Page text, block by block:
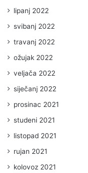
lipanj 2022
svibanj 2022
travanj 2022
ožujak 2022
veljača 2022
siječanj 2022
prosinac 2021
studeni 2021
listopad 2021
rujan 2021
kolovoz 2021